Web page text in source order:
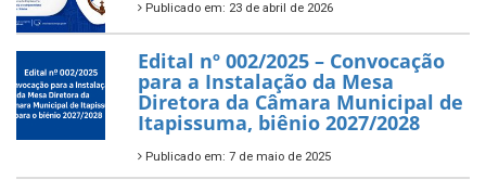
Publicado em: 23 de abril de 2026
Edital nº 002/2025 – Convocação
para a Instalação da Mesa
Diretora da Câmara Municipal de
Itapissuma, biênio 2027/2028
Publicado em: 7 de maio de 2025